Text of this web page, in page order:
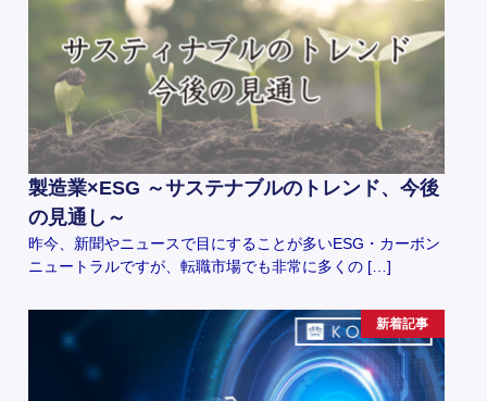
製造業×ESG ～サステナブルのトレンド、今後
の見通し～
昨今、新聞やニュースで目にすることが多いESG・カーボン
ニュートラルですが、転職市場でも非常に多くの […]
新着記事